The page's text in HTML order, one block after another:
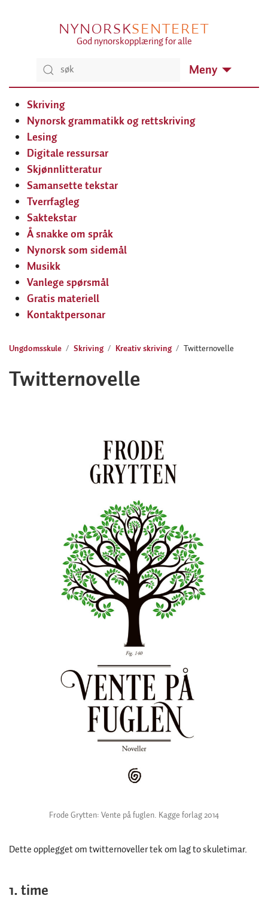
NYNORSKSENTERET
God nynorskopplæring for alle
Meny
Skriving
Nynorsk grammatikk og rettskriving
Lesing
Digitale ressursar
Skjønnlitteratur
Samansette tekstar
Tverrfagleg
Saktekstar
Å snakke om språk
Nynorsk som sidemål
Musikk
Vanlege spørsmål
Gratis materiell
Kontaktpersonar
Ungdomsskule Skriving Kreativ skriving Twitternovelle
Twitternovelle
Frode Grytten: Vente på fuglen. Kagge forlag 2014
Dette opplegget om twitternoveller tek om lag to skuletimar.
1. time